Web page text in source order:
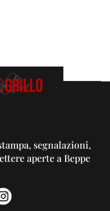
segnalazioni,
aperte a Beppe